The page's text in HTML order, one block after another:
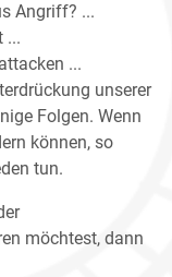
Angriff? ...
...
...
unserer
Folgen. Wenn
können, so
tun.
möchtest, dann